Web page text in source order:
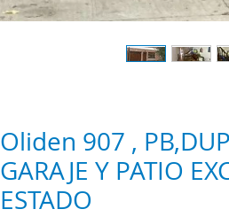
Oliden 907 ,
GARAJE Y PATIO
ESTADO